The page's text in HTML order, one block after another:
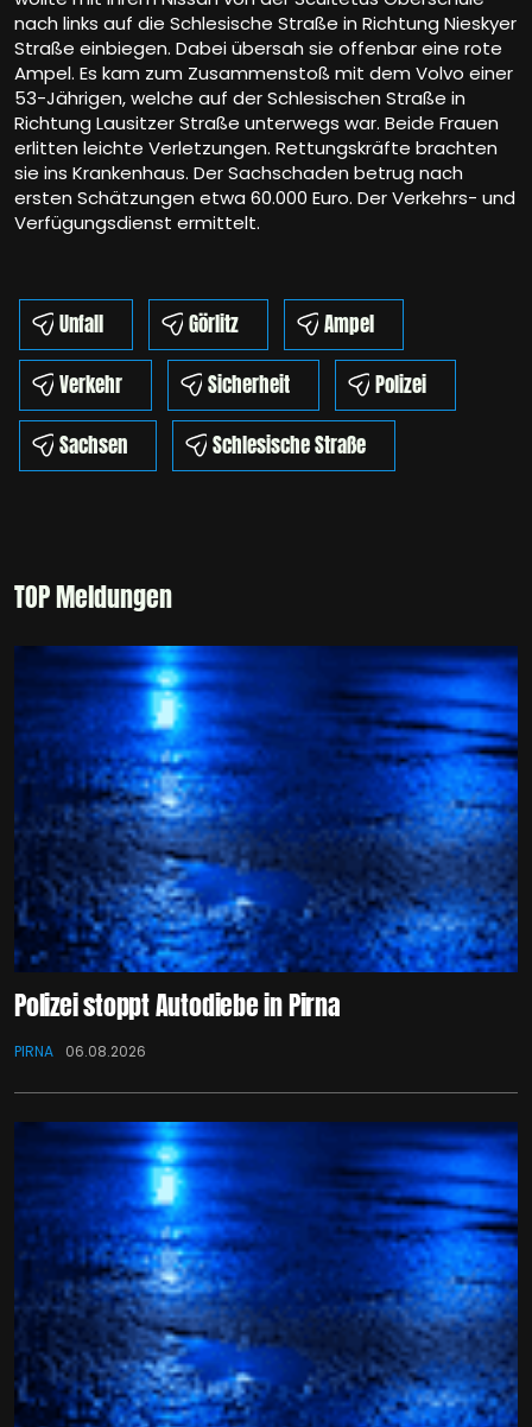
nach links auf die Schlesische Straße in Richtung Nieskyer
Straße einbiegen. Dabei übersah sie offenbar eine rote
Ampel. Es kam zum Zusammenstoß mit dem Volvo einer
53-Jährigen, welche auf der Schlesischen Straße in
Richtung Lausitzer Straße unterwegs war. Beide Frauen
erlitten leichte Verletzungen. Rettungskräfte brachten
sie ins Krankenhaus. Der Sachschaden betrug nach
ersten Schätzungen etwa 60.000 Euro. Der Verkehrs- und
Verfügungsdienst ermittelt.
Unfall Görlitz
Ampel
Verkehr
Sicherheit
Polizei
Sachsen
Schlesische Straße
TOP Meldungen
Polizei stoppt Autodiebe in Pirna
PIRNA 06.08.2026